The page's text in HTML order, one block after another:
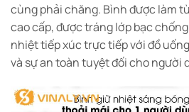
cùng phải chăng. Bình được làm
cao cấp, được tráng lớp bạc
nhiệt tiếp xúc trực tiếp với đồ
và sự an toàn tuyệt đối cho người